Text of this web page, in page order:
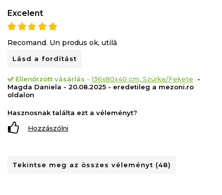
Excelent
Recomand. Un produs ok, utilă
Lásd a fordítást
Ellenőrzött vásárlás -136x80x40 cm, Szürke/Fekete
-
Magda Daniela - 20.08.2025 - eredetileg a mezoni.ro
oldalon
Hasznosnak találta ezt a véleményt?
Hozzászólni
Tekintse meg az összes véleményt (48)